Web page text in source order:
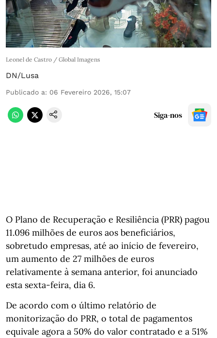
Leonel de Castro / Global Imagens
DN/Lusa
Publicado a: 06 Fevereiro 2026, 15:07
Siga-nos
O Plano de Recuperação e Resiliência (PRR) pagou
11.096 milhões de euros aos beneficiários,
sobretudo empresas, até ao início de fevereiro,
um aumento de 27 milhões de euros
relativamente à semana anterior, foi anunciado
esta sexta-feira, dia 6.
De acordo com o último relatório de
monitorização do PRR, o total de pagamentos
equivale agora a 50% do valor contratado e a 51%